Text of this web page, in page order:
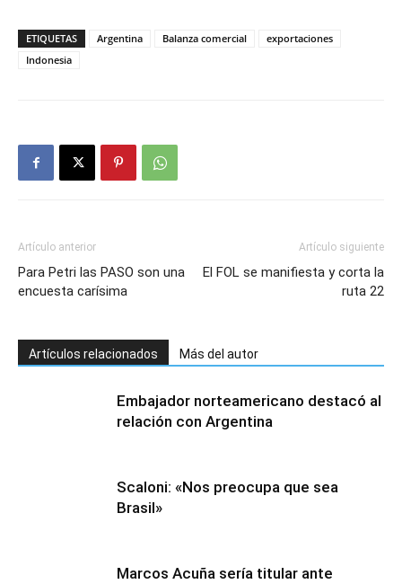
ETIQUETAS Argentina Balanza comercial
exportaciones
Indonesia
Artículo anterior
Para Petri las PASO son una
encuesta carísima
Artículo siguiente
El FOL se manifiesta y corta la
ruta 22
Artículos relacionados Más del autor
Embajador norteamericano destacó al
relación con Argentina
Scaloni: «Nos preocupa que sea
Brasil»
Marcos Acuña sería titular ante